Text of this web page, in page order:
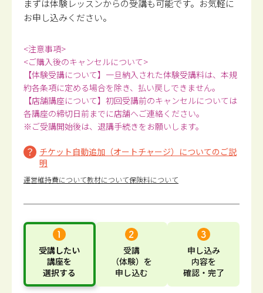
まずは体験レッスンからの受講も可能です。 お気軽に
お申し込みください。
<注意事項>
<ご購入後のキャンセルについて>
【体験受講について】一旦納入された体験受講料は、本規
約各条項に定める場合を除き、払い戻しできません。
【店舗講座について】初回受講前のキャンセルについては
各講座の締切日前までに店舗へご連絡ください。
※ご受講開始後は、退講手続きをお願いします。
チケット自動追加（オートチャージ）についてのご説
明
運営維持費について教材について保険料について
受講したい
講座を
選択する
受講
（体験） を
申し込む
申し込み
内容を
確認・完了